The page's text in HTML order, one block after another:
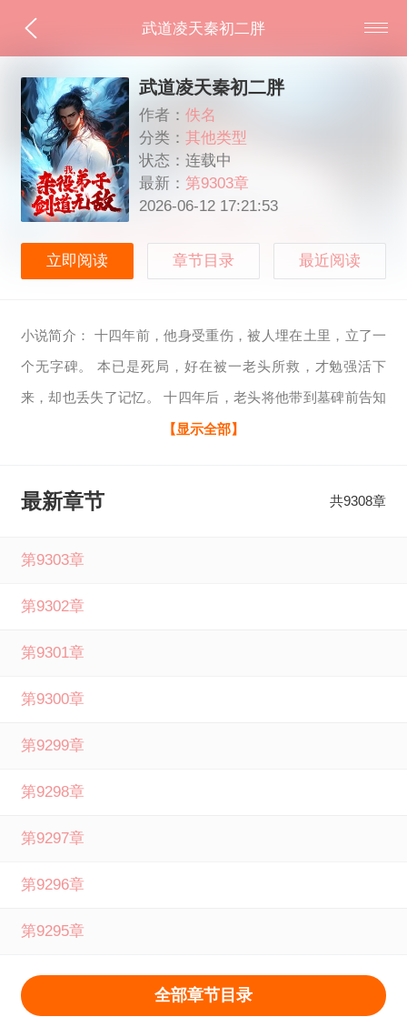
武道凌天秦初二胖
武道凌天秦初二胖
作者：佚名
分类：其他类型
状态：连载中
最新： 第9303章
2026-06-12 17:21:53
立即阅读 章节目录 最近阅读
小说简介： 十四年前，他身受重伤，被人埋在土里，立了一
个无字碑。 本已是死局，好在被一老头所救，才勉强活下
来，却也丢失了记忆。 十四年后，老头将他带到墓碑前告知
他一切，他才知道，他背负着怎样的血海深仇！ 强者为尊，
回丢失的记忆，誓报杀身之仇！ 武道凌天秦初二胖全文免费
新章节，请分享给您的好友一起来笔下文学免费阅读。
【显示全部】
最新章节 共9308章
第9303章
第9302章
第9301章
第9300章
第9299章
第9298章
第9297章
第9296章
第9295章
全部章节目录